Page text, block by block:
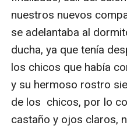
nuestros nuevos
se adelantaba al
ducha, ya que tenía
los chicos que había
y su hermoso rostro
de los  chicos, por lo
castaño y ojos claros,